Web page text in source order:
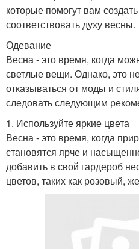
которые помогут вам
соответствовать духу весны.
Одевание
Весна - это время, когда
светлые вещи. Однако, это
отказываться от моды и
следовать следующим
1. Используйте яркие цвета
Весна - это время, когда
становятся ярче и
добавить в свой гардероб
цветов, таких как розовый,